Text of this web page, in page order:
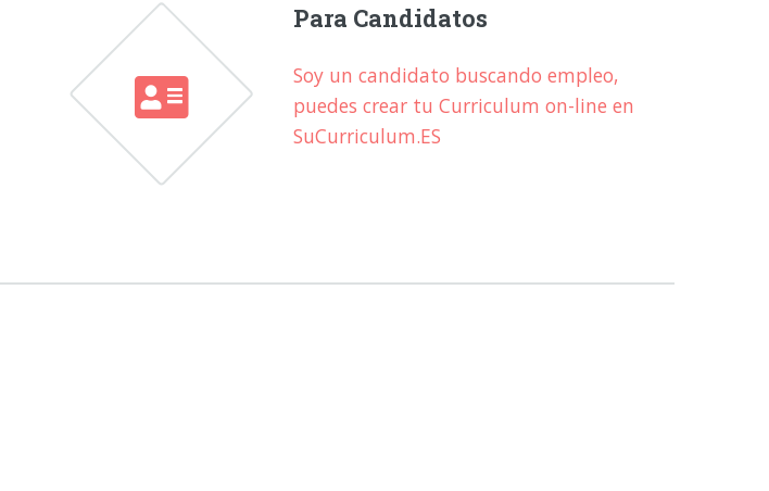
Para Candidatos
Soy un candidato buscando empleo,
puedes crear tu Curriculum on-line en
SuCurriculum.ES